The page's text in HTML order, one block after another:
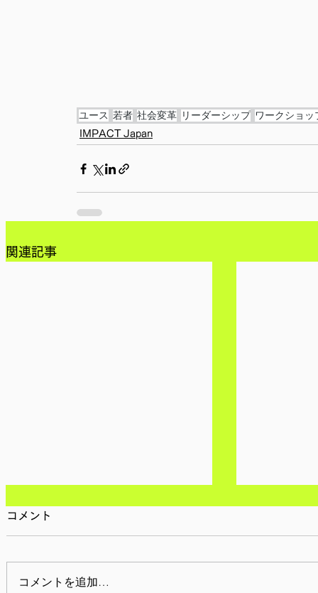
ユース 若者 社会変革 リーダーシップ ワークショッ
IMPACT Japan
関連記事
コメント
コメントを追加…